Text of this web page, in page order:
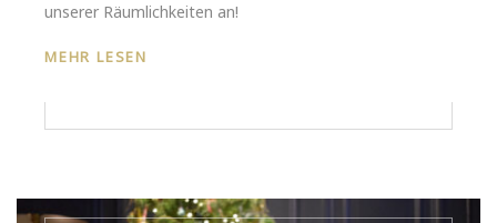
unserer Räumlichkeiten an!
MEHR LESEN